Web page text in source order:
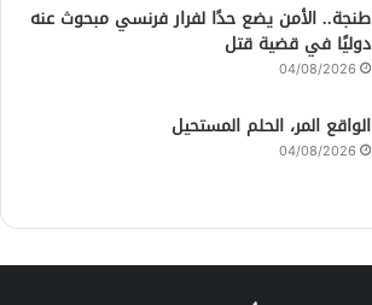
طنجة.. الأمن يضع حدًا لفرار فرنسي مبحوث عنه
دوليًا في قضية قتل
04/08/2026
الواقع المر، الحلم المستحيل
04/08/2026